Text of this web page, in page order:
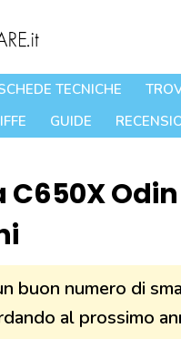
TECNICHE
GUIDE
C650X
buon numero di
al prossimo